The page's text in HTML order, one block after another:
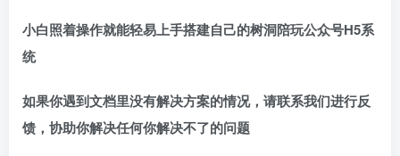
小白照着操作就能轻易上手搭建自己的树洞陪玩公众号H5系
统
如果你遇到文档里没有解决方案的情况，请联系我们进行反
馈，协助你解决任何你解决不了的问题